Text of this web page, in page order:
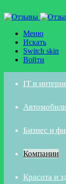
Меню
Искать
Switch skin
Войти
IT и
Бизнес и
Компании
Красота и